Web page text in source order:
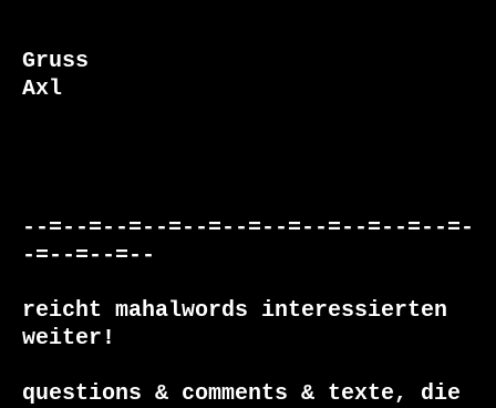
Gruss
Axl
--=--=--=--=--=--=--=--=--=--=--=-
-=--=--=--
reicht mahalwords interessierten
weiter!
questions & comments & texte, die